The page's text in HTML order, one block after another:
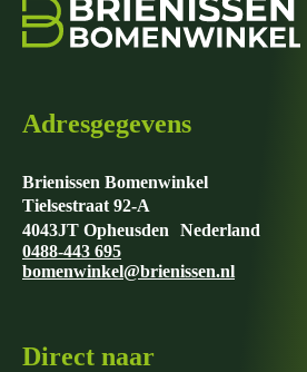
Adresgegevens
Brienissen Bomenwinkel
Tielsestraat 92-A
4043JT Opheusden Nederland
0488-443 695
bomenwinkel@brienissen.nl
Direct naar